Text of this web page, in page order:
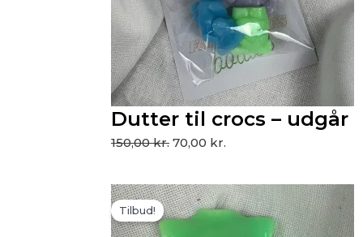
Dutter til crocs – udgår
150,00kr. 70,00 kr.
Tilbud!
Den
oprindelige
Den
aktuelle